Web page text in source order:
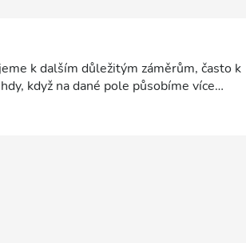
k dalším důležitým záměrům, často k
když na dané pole působíme více
druhá figura už zasadí důležitý úder.
často i dámu. Dobytí pole může